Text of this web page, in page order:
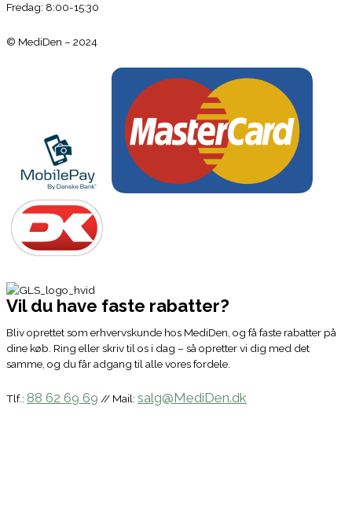
Fredag: 8:00-15:30
© MediDen – 2024
Vil du have faste rabatter?
Bliv oprettet som erhvervskunde hos MediDen, og få faste rabatter på
dine køb. Ring eller skriv til os i dag – så opretter vi dig med det
samme, og du får adgang til alle vores fordele.
Tlf.: 88 62 69 69 // Mail: salg@MediDen.dk